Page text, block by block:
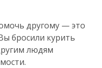
другому — это
бросили курить
людям